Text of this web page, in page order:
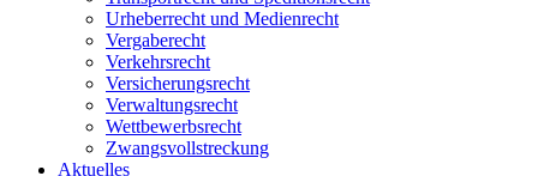
Urheberrecht und Medienrecht
Vergaberecht
Verkehrsrecht
Versicherungsrecht
Verwaltungsrecht
Wettbewerbsrecht
Zwangsvollstreckung
Aktuelles